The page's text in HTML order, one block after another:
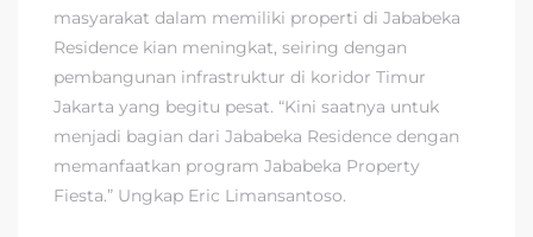
masyarakat dalam memiliki properti di Jababeka
Residence kian meningkat, seiring dengan
pembangunan infrastruktur di koridor Timur
Jakarta yang begitu pesat. “Kini saatnya untuk
menjadi bagian dari Jababeka Residence dengan
memanfaatkan program Jababeka Property
Fiesta.” Ungkap Eric Limansantoso.